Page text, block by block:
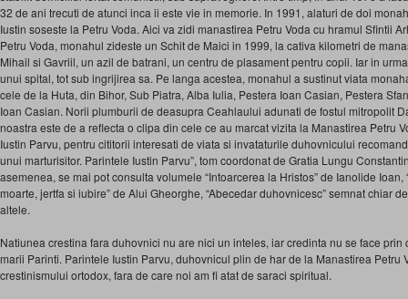
32 de ani trecuti de atunci inca ii este vie in memorie. In 1991, alaturi de doi
Iustin soseste la Petru Voda. Aici va zidi manastirea Petru Voda cu hramul Sfintii
Petru Voda, monahul zideste un Schit de Maici in 1999, la cativa kilometri de
Mihail si Gavriil, un azil de batrani, un centru de plasament pentru copii. Iar in
unui spital, tot sub ingrijirea sa. Pe langa acestea, monahul a sustinut viata
cele de la Huta, din Bihor, Sub Piatra, Alba Iulia, Pestera Ioan Casian, Pestera
Ioan Casian. Norii plumburii de deasupra Ceahlaului adunati de fostul mitropolit
noastra este de a reflecta o clipa din cele ce au marcat vizita la Manastirea Petru
Iustin Parvu, pentru cititorii interesati de viata si invataturile duhovnicului
unui marturisitor. Parintele Iustin Parvu”, tom coordonat de Gratia Lungu
asemenea, se mai pot consulta volumele “Intoarcerea la Hristos” de Ianolide
moarte, jertfa si iubire” de Alui Gheorghe, “Abecedar duhovnicesc” semnat chiar
altele.
Natiunea crestina fara duhovnici nu are nici un inteles, iar credinta nu se face
marii Parinti. Parintele Iustin Parvu, duhovnicul plin de har de la Manastirea Petru
crestinismului ortodox, fara de care noi am fi atat de saraci spiritual.